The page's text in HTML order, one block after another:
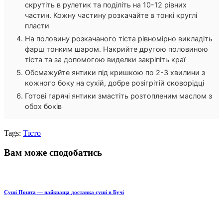
скрутіть в рулетик та поділіть на 10-12 рівних
частин. Кожну частину розкачайте в тонкі круглі
пласти
На половину розкачаного тіста рівномірно викладіть
фарш тонким шаром. Накрийте другою половиною
тіста та за допомогою виделки закріпіть краї
Обсмажуйте янтики під кришкою по 2-3 хвилини з
кожного боку на сухій, добре розігрітій сковорідці
Готові гарячі янтики змастіть розтопленим маслом з
обох боків
Tags: Тісто
Вам може сподобатись
Суші Пошта — найкраща доставка суші в Бучі